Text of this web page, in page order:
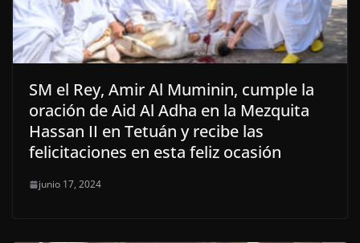
SM el Rey, Amir Al Muminin, cumple la
oración de Aid Al Adha en la Mezquita
Hassan II en Tetuán y recibe las
felicitaciones en esta feliz ocasión
junio 17, 2024